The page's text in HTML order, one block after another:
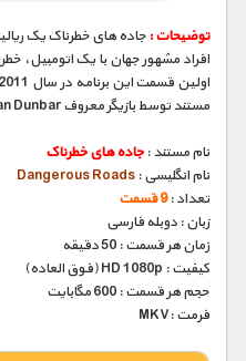
توضیحات : جاده های خطرناک یک
افراد مشهور جهان با یک اتومبیل،
مستند توسط بازیگر معروف Adrian Dunbar روایت می شود.
نام مستند : جاده های خطرناک
نام انگلیسی : Dangerous Roads
تعداد :9 قسمت
زبان : دوبله فارسی
زمان هر قسمت : 50 دقیقه
کیفیت : HD 1080p (فوق العاده)
حجم هر قسمت : 600 مگابایت
فرمت :MKV